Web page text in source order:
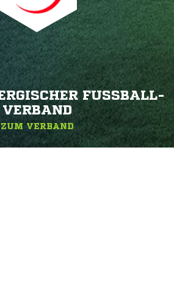
FUSSBALL-V
ERBAND
ZUM VERBAND